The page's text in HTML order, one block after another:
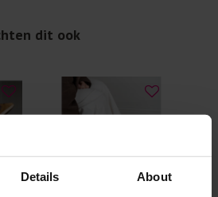
Details About
te vol. Dat voorkomt
voor poreuze materialen en/of
steentjes.
(met of zonder wol):
dit ook